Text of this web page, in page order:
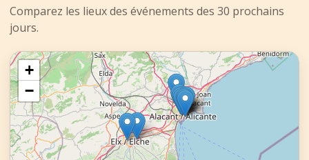
Comparez les lieux des événements des 30 prochains
jours.
+
−